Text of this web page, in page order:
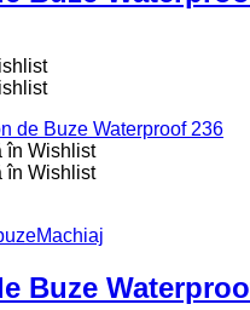
în Wishlist
în Wishlist
Machiaj
Buze